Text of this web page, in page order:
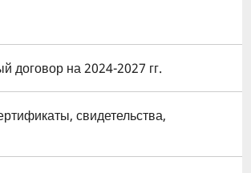
договор на 2024-2027 гг.
свидетельства,